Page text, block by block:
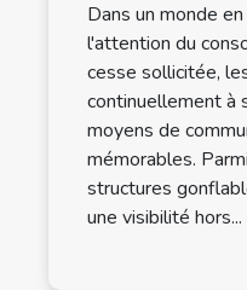
Dans un monde
l'attention du
cesse sollicitée,
continuellement à
moyens de
mémorables.
structures
une visibilité hors...